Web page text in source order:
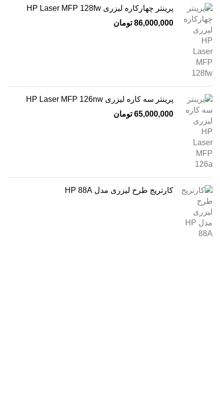
پرینتر چهارکاره لیزری HP Laser MFP 128fw
86,000,000 تومان
پرینتر سه کاره لیزری HP Laser MFP 126nw
65,000,000 تومان
کارتریج طرح لیزری مدل HP 88A